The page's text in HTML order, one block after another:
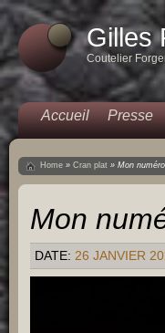
Gilles
Coutelier
Accueil Presse
Home » Cran plat » Mon
Mon
DATE: 26 JANVIER